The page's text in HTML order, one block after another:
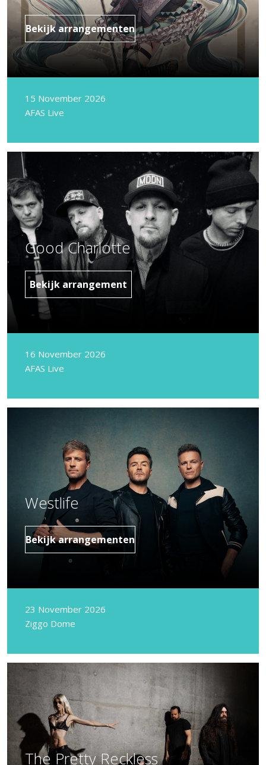
Bekijk arrangementen
15 November 2026
AFAS Live
Good Charlotte
Bekijk arrangement
16 November 2026
AFAS Live
Westlife
Bekijk arrangementen
23 November 2026
Ziggo Dome
The Pretty Reckless